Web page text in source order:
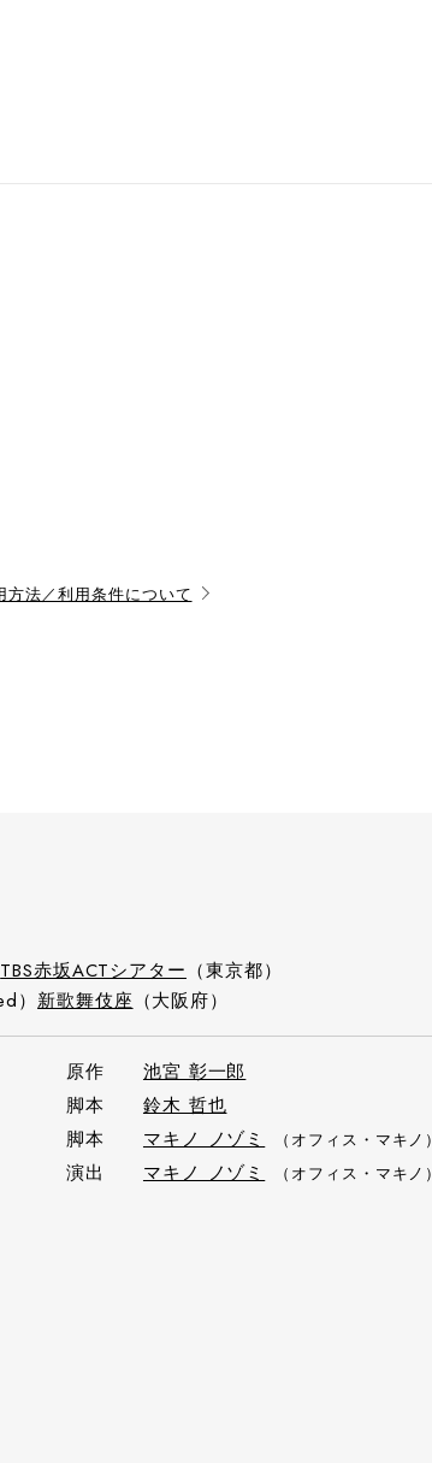
方法／利用条件について
TBS赤坂ACTシアター （東京都）
）新歌舞伎座 （大阪府）
原作
池宮 彰一郎
脚本
鈴木 哲也
脚本
マキノ ノゾミ （オフィス・マキノ）
演出 マキノ ノゾミ （オフィス・マキノ）